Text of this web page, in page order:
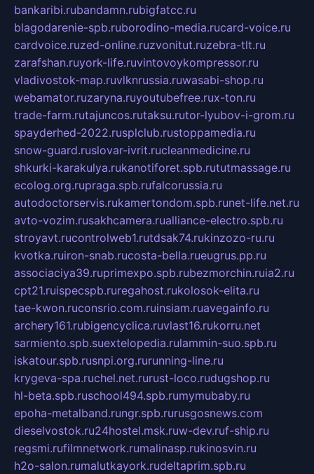
bankaribi.rubandamn.rubigfatcc.ru
blagodarenie-spb.ruborodino-media.rucard-voice.ru
cardvoice.ruzed-online.ruzvonitut.ruzebra-tlt.ru
zarafshan.ruyork-life.ruvintovoykompressor.ru
vladivostok-map.ruvlknrussia.ruwasabi-shop.ru
webamator.ruzaryna.ruyoutubefree.rux-ton.ru
trade-farm.rutajuncos.rutaksu.rutor-lyubov-i-grom.ru
spayderhed-2022.rusplclub.rustoppamedia.ru
snow-guard.ruslovar-ivrit.rucleanmedicine.ru
shkurki-karakulya.rukanotiforet.spb.rututmassage.ru
ecolog.org.rupraga.spb.rufalcorussia.ru
autodoctorservis.rukamertondom.spb.runet-life.net.ru
avto-vozim.rusakhcamera.rualliance-electro.spb.ru
stroyavt.rucontrolweb1.rutdsak74.rukinzozo-ru.ru
kvotka.ruiron-snab.rucosta-bella.rueugrus.pp.ru
associaciya39.ruprimexpo.spb.rubezmorchin.ruia2.ru
cpt21.ruispecspb.ruregahost.rukolosok-elita.ru
tae-kwon.ruconsrio.com.ruinsiam.ruavegainfo.ru
archery161.rubigencyclica.ruvlast16.rukorru.net
sarmiento.spb.suextelopedia.rulammin-suo.spb.ru
iskatour.spb.rusnpi.org.rurunning-line.ru
krygeva-spa.ruchel.net.rurust-loco.rudugshop.ru
hl-beta.spb.ruschool494.spb.rumymubaby.ru
epoha-metalband.rungr.spb.rurusgosnews.com
dieselvostok.ru24hostel.msk.ruw-dev.ruf-ship.ru
regsmi.rufilmnetwork.rumalinasp.rukinosvin.ru
h2o-salon.rumalutkayork.rudeltaprim.spb.ru